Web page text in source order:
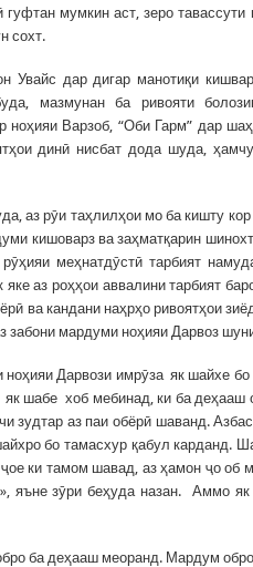
мумкин аст, зеро тавассути
сохт.
Увайс дар дигар манотиқи
мазмунан ба ривояти
Варзоб, “Оби Гарм” дар
динӣ нисбат дода шуда,
аз рӯи таҳлилҳои мо ба кишту
кишоварз ва заҳматқарин
меҳнатдӯстӣ тарбият
аз роҳҳои аввалини тарбият
ва кандани наҳрҳо ривоятҳои
забони мардуми ноҳияи Дарвоз
Дарвози имрӯза як шайхе
шабе хоб мебинад, ки ба деҳааш
зудтар аз паи обёрӣ шаванд.
бо тамасхур қабул карданд.
ки тамом шавад, аз ҳамон ҷо об
яъне зӯри беҳуда назан. Аммо
ба деҳааш меоранд. Мардум